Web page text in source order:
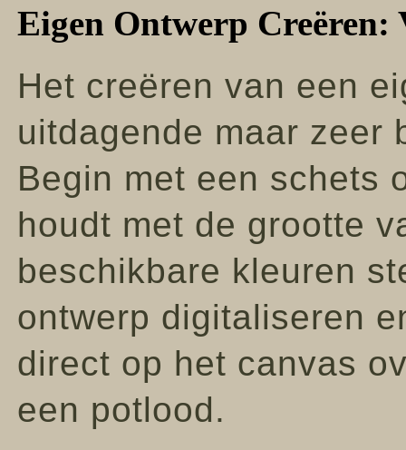
Eigen Ontwerp Creëren:
Het creëren van een
uitdagende maar zeer
Begin met een schets
houdt met de grootte
beschikbare kleuren
ontwerp digitaliseren
direct op het canvas
een potlood.